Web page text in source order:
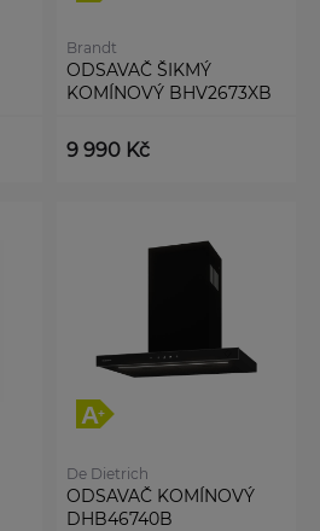
Brandt
ODSAVAČ ŠIKMÝ
KOMÍNOVÝ BHV2673XB
9 990 Kč
De Dietrich
ODSAVAČ KOMÍNOVÝ
DHB46740B